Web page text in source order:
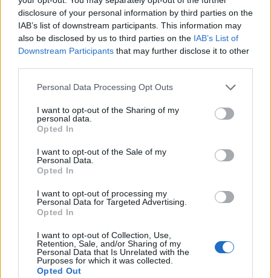
disclosure of your personal information by third parties on the
IAB’s list of downstream participants. This information may
also be disclosed by us to third parties on the IAB’s List of
Downstream Participants that may further disclose it to other
Personal Data Processing Opt Outs
I want to opt-out of the Sharing of my
personal data.
Opted In
I want to opt-out of the Sale of my
Personal Data.
Opted In
I want to opt-out of processing my
Personal Data for Targeted Advertising.
Opted In
I want to opt-out of Collection, Use,
Retention, Sale, and/or Sharing of my
Personal Data that Is Unrelated with the
Purposes for which it was collected.
Opted Out
ΕΝΔΙΑΦΕΡΟΝΤΑ
Κατσαρίδα στο σπίτι – Πότε πρέπει
να ανησυχήσουμε
8 Αυγούστου 2026 08:08
Δημοφιλή αυτή την εβδομάδα